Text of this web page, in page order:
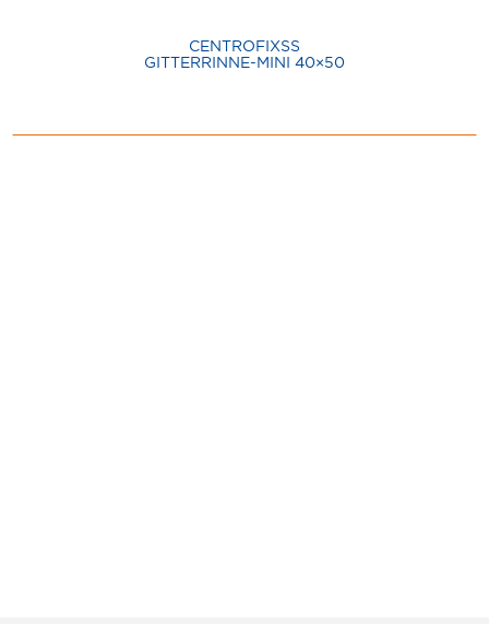
CENTROFIXSS
GITTERRINNE-MINI 40×50